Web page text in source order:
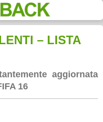
– LISTA
aggiornata
16